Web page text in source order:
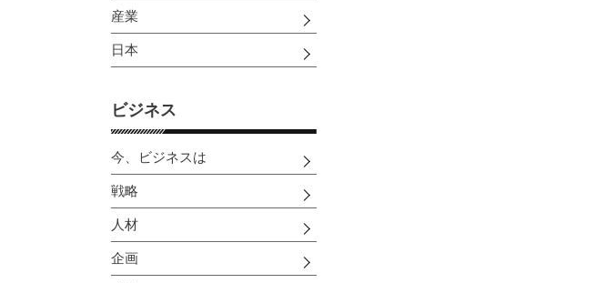
産業
日本
ビジネス
今、ビジネスは
戦略
人材
企画